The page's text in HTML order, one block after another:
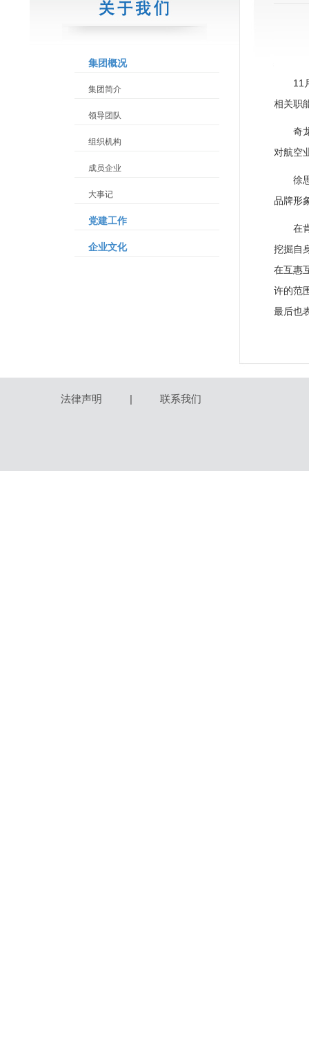
集团概况
集团简介
领导团队
组织机构
成员企业
大事记
党建工作
企业文化
11
相关职
奇
对航空
徐
品牌形
在
挖掘自
在互惠
许的范
最后也
法律声明 | 联系我们